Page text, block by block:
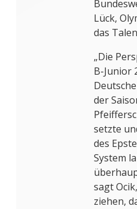
Lück,
das
„Die
B-Junior
der
setzte
des
System
sagt
ziehen,